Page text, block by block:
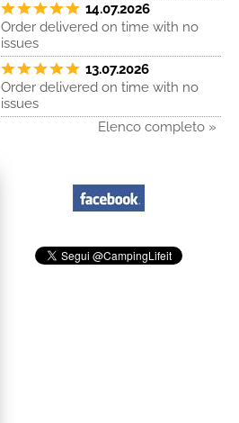
14.07.2026
Order delivered on time with no
issues
13.07.2026
Order delivered on time with no
issues
Elenco completo »